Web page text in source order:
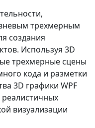
трехмерным
создания
Используя 3D
трехмерные сцены
кода и разметки
3D графики WPF
визуализации